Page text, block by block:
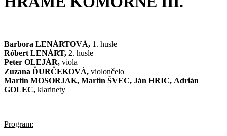
Barbora LENÁRTOVÁ, 1. husle
Róbert LENÁRT, 2. husle
Peter OLEJÁR, viola
Zuzana ĎURČEKOVÁ, violončelo
Martin MOSORJAK, Martin ŠVEC, Ján HRIC, Adrián
GOLEC, klarinety
Program: